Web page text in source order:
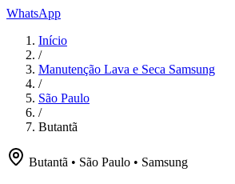
WhatsApp
Início
/
Manutenção Lava e Seca Samsung
/
São Paulo
/
Butantã
Butantã • São Paulo • Samsung